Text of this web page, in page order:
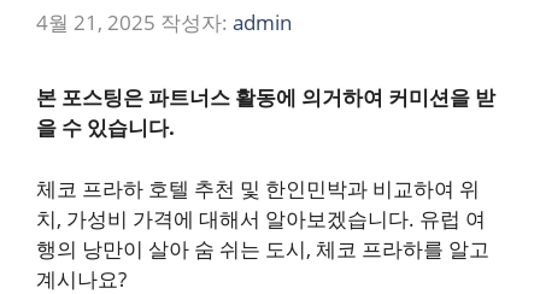
4월 21, 2025 작성자: admin
본 포스팅은 파트너스 활동에 의거하여 커미션을 받
을 수 있습니다.
체코 프라하 호텔 추천 및 한인민박과 비교하여 위
치, 가성비 가격에 대해서 알아보겠습니다. 유럽 여
행의 낭만이 살아 숨 쉬는 도시, 체코 프라하를 알고
계시나요?